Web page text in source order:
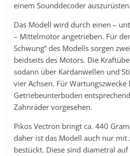
einem Sounddecoder auszurüsten.
Das Modell wird durch einen –
– Mittelmotor angetrieben. Für
Schwung“ des Modells sorgen
beidseits des Motors. Die
sodann über Kardanwellen und
vier Achsen. Für Wartungszwecke
Getriebeunterboden
Zahnräder vorgesehen.
Pikos Vectron bringt ca. 440
daher ist das Modell auch nur mit
bestückt. Diese sind diametral